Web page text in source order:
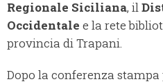
Regionale Siciliana, il
Occidentale e la rete
provincia di Trapani.
Dopo la conferenza